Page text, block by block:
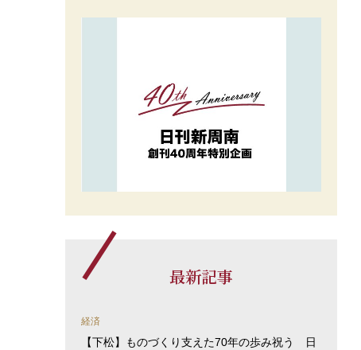
最新記事
経済
【下松】ものづくり支えた70年の歩み祝う 日